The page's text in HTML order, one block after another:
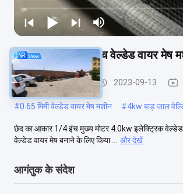
छेद का आकार 1/4 इंच वेल्डेड वायर मेष
वेल्डेड तार जाल मशीन 2023-09-13
#0.65 मिमी वेल्डेड वायर मेष मशीन #4kw बाड़ जाल
छेद का आकार 1/4 इंच मुख्य मोटर 4.0kw इलेक्ट्रिक वेल्डेड
वेल्डेड वायर मेष बनाने के लिए किया ...
और देखें
आगंतुक के संदेश